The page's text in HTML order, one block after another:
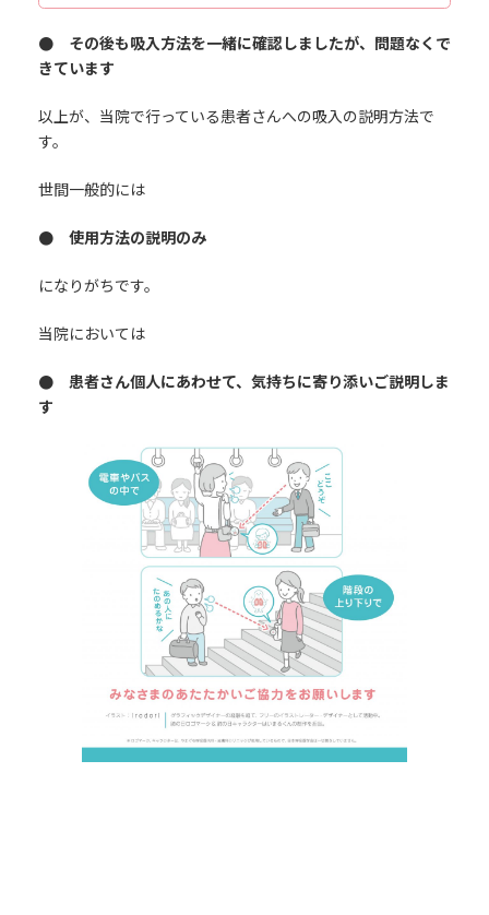
● その後も吸入方法を一緒に確認しましたが、問題なくで
きています
以上が、当院で行っている患者さんへの吸入の説明方法で
す。
世間一般的には
● 使用方法の説明のみ
になりがちです。
当院においては
● 患者さん個人にあわせて、気持ちに寄り添いご説明しま
す